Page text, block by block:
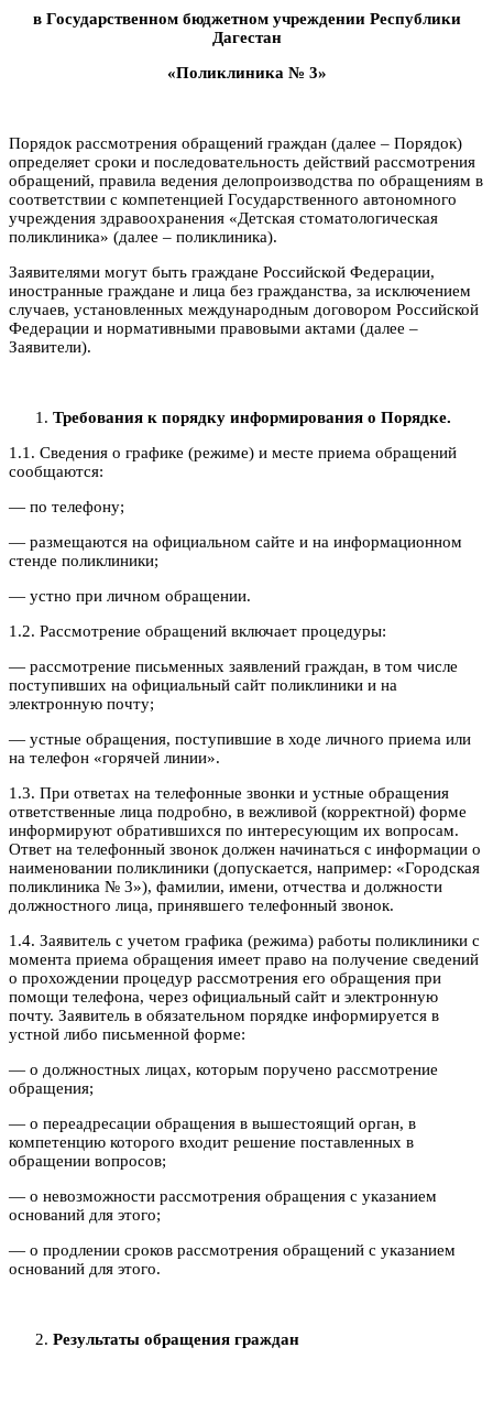
в Государственном бюджетном учреждении Республики
Дагестан
«Поликлиника № 3»
Порядок рассмотрения обращений граждан (далее – Порядок)
определяет сроки и последовательность действий рассмотрения
обращений, правила ведения делопроизводства по обращениям в
соответствии с компетенцией Государственного автономного
учреждения здравоохранения «Детская стоматологическая
поликлиника» (далее – поликлиника).
Заявителями могут быть граждане Российской Федерации,
иностранные граждане и лица без гражданства, за исключением
случаев, установленных международным договором Российской
Федерации и нормативными правовыми актами (далее –
Заявители).
Требования к порядку информирования о Порядке.
1.1. Сведения о графике (режиме) и месте приема обращений
сообщаются:
— по телефону;
— размещаются на официальном сайте и на информационном
стенде поликлиники;
— устно при личном обращении.
1.2. Рассмотрение обращений включает процедуры:
— рассмотрение письменных заявлений граждан, в том числе
поступивших на официальный сайт поликлиники и на
электронную почту;
— устные обращения, поступившие в ходе личного приема или
на телефон «горячей линии».
1.3. При ответах на телефонные звонки и устные обращения
ответственные лица подробно, в вежливой (корректной) форме
информируют обратившихся по интересующим их вопросам.
Ответ на телефонный звонок должен начинаться с информации о
наименовании поликлиники (допускается, например: «Городская
поликлиника № 3»), фамилии, имени, отчества и должности
должностного лица, принявшего телефонный звонок.
1.4. Заявитель с учетом графика (режима) работы поликлиники с
момента приема обращения имеет право на получение сведений
о прохождении процедур рассмотрения его обращения при
помощи телефона, через официальный сайт и электронную
почту. Заявитель в обязательном порядке информируется в
устной либо письменной форме:
— о должностных лицах, которым поручено рассмотрение
обращения;
— о переадресации обращения в вышестоящий орган, в
компетенцию которого входит решение поставленных в
обращении вопросов;
— о невозможности рассмотрения обращения с указанием
оснований для этого;
— о продлении сроков рассмотрения обращений с указанием
оснований для этого.
Результаты обращения граждан